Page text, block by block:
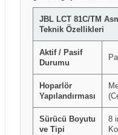
JBL LCT 81C/TM
Teknik Özellikleri
Aktif / Pasif
Durumu
Hoparlör
Yapılandırması
Sürücü Boyutu
ve Tipi
8